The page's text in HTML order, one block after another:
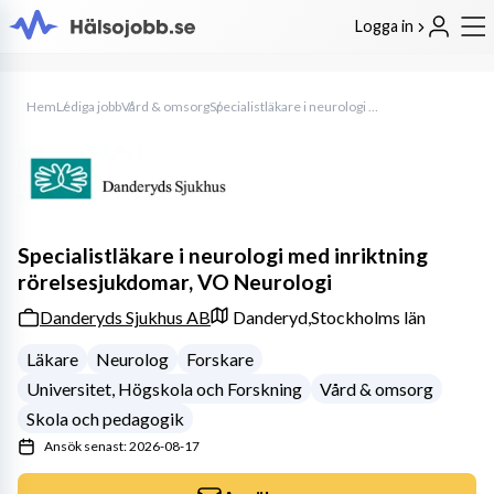
Logga in
HemLediga jobbVård & omsorg Specialistläkare i neurologi med inriktning rörelsesjukdomar, VO Neurologi
Specialistläkare i neurologi med inriktning
rörelsesjukdomar, VO Neurologi
Danderyds Sjukhus AB Danderyd,Stockholms län
Läkare
Neurolog
Forskare
Universitet, Högskola och Forskning
Vård & omsorg
Skola och pedagogik
Ansök senast: 2026-08-17